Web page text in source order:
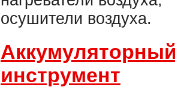
осушители воздуха.
инструмент